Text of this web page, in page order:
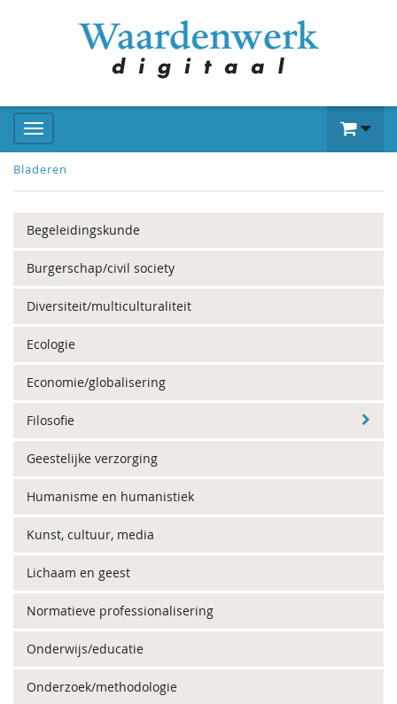
Bladeren
Begeleidingskunde
Burgerschap/civil society
Diversiteit/multiculturaliteit
Ecologie
Economie/globalisering
Filosofie
Geestelijke verzorging
Humanisme en humanistiek
Kunst, cultuur, media
Lichaam en geest
Normatieve professionalisering
Onderwijs/educatie
Onderzoek/methodologie